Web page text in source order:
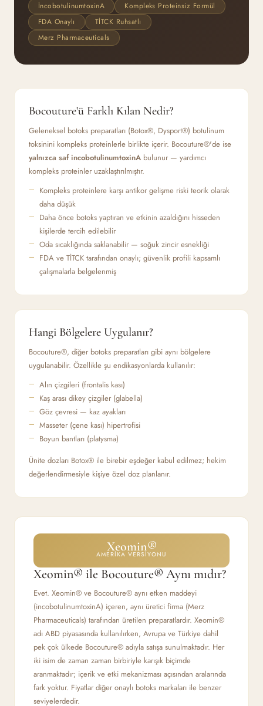
İncobotulinumtoxinA
Kompleks Proteinsiz Formül
FDA Onaylı
TİTCK Ruhsatlı
Merz Pharmaceuticals
Bocouture'ü Farklı Kılan Nedir?
Geleneksel botoks preparatları (Botox®, Dysport®) botulinum
toksinini kompleks proteinlerle birlikte içerir. Bocouture®'de ise
yalnızca saf incobotulinumtoxinA bulunur — yardımcı
kompleks proteinler uzaklaştırılmıştır.
Kompleks proteinlere karşı antikor gelişme riski teorik olarak
daha düşük
Daha önce botoks yaptıran ve etkinin azaldığını hisseden
kişilerde tercih edilebilir
Oda sıcaklığında saklanabilir — soğuk zincir esnekliği
FDA ve TİTCK tarafından onaylı; güvenlik profili kapsamlı
çalışmalarla belgelenmiş
Hangi Bölgelere Uygulanır?
Bocouture®, diğer botoks preparatları gibi aynı bölgelere
uygulanabilir. Özellikle şu endikasyonlarda kullanılır:
Alın çizgileri (frontalis kası)
Kaş arası dikey çizgiler (glabella)
Göz çevresi — kaz ayakları
Masseter (çene kası) hipertrofisi
Boyun bantları (platysma)
Ünite dozları Botox® ile birebir eşdeğer kabul edilmez; hekim
değerlendirmesiyle kişiye özel doz planlanır.
Xeomin®
AMERIKA VERSIYONU
Xeomin® ile Bocouture® Aynı mıdır?
Evet. Xeomin® ve Bocouture® aynı etken maddeyi
(incobotulinumtoxinA) içeren, aynı üretici firma (Merz
Pharmaceuticals) tarafından üretilen preparatlardır. Xeomin®
adı ABD piyasasında kullanılırken, Avrupa ve Türkiye dahil
pek çok ülkede Bocouture® adıyla satışa sunulmaktadır. Her
iki isim de zaman zaman birbiriyle karışık biçimde
aranmaktadır; içerik ve etki mekanizması açısından aralarında
fark yoktur. Fiyatlar diğer onaylı botoks markaları ile benzer
seviyelerdedir.